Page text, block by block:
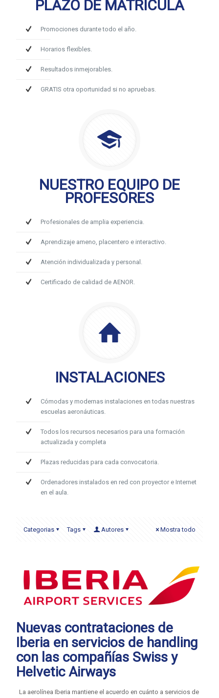
PLAZO DE MATRÍCULA
Promociones durante todo el año.
Horarios flexibles.
Resultados inmejorables.
GRATIS otra oportunidad si no apruebas.
NUESTRO EQUIPO DE
PROFESORES
Profesionales de amplia experiencia.
Aprendizaje ameno, placentero e interactivo.
Atención individualizada y personal.
Certificado de calidad de AENOR.
INSTALACIONES
Cómodas y modernas instalaciones en todas nuestras
escuelas aeronáuticas.
Todos los recursos necesarios para una formación
actualizada y completa
Plazas reducidas para cada convocatoria.
Ordenadores instalados en red con proyector e Internet
en el aula.
Categorias Tags Autores Mostra todo
Nuevas contrataciones de
Iberia en servicios de handling
con las compañías Swiss y
Helvetic Airways
La aerolínea Iberia mantiene el acuerdo en cuánto a servicios de